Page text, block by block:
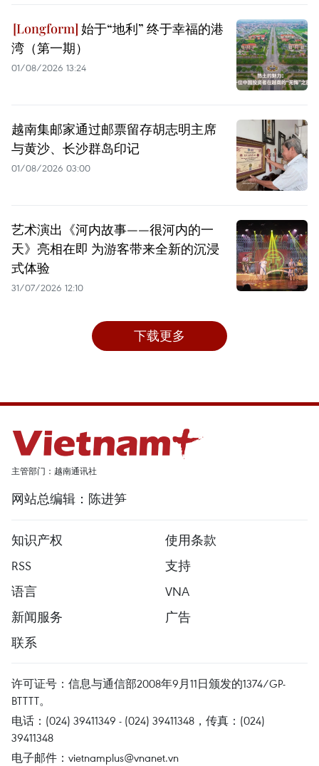
始于“地利” 终于幸福的港
湾（第一期）
01/08/2026 13:24
越南集邮家通过邮票留存胡志明主席
与黄沙、长沙群岛印记
01/08/2026 03:00
艺术演出《河内故事——很河内的一
天》亮相在即 为游客带来全新的沉浸
式体验
31/07/2026 12:10
下载更多
主管部门：越南通讯社
网站总编辑：陈进笋
知识产权
使用条款
RSS
支持
语言
VNA
新闻服务
广告
联系
许可证号：信息与通信部2008年9月11日颁发的1374/GP-
BTTTT。
电话：(024) 39411349 - (024) 39411348，传真：(024)
39411348
电子邮件： vietnamplus@vnanet.vn